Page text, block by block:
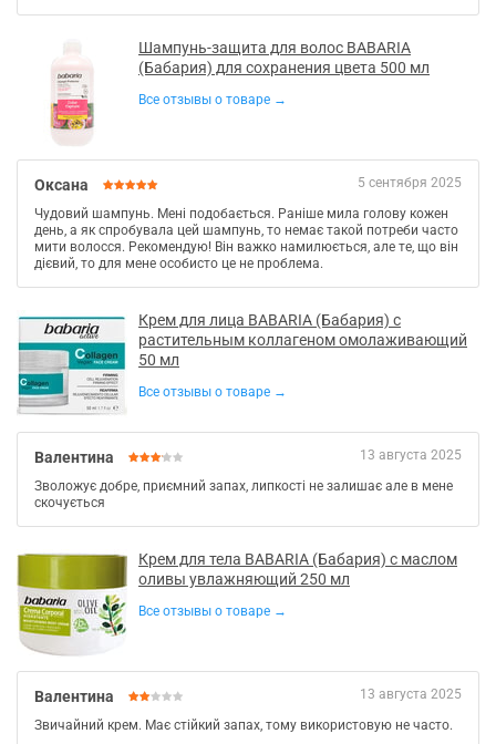
Шампунь-защита для волос BABARIA
(Бабария) для сохранения цвета 500 мл
Все отзывы о товаре →
5 сентября 2025
Оксана
Чудовий шампунь. Мені подобається. Раніше мила голову кожен
день, а як спробувала цей шампунь, то немає такой потреби часто
мити волосся. Рекомендую! Він важко намилюється, але те, що він
дієвий, то для мене особисто це не проблема.
Крем для лица BABARIA (Бабария) с
растительным коллагеном омолаживающий
50 мл
Все отзывы о товаре →
13 августа 2025
Валентина
Зволожує добре, приємний запах, липкості не залишає але в мене
скочується
Крем для тела BABARIA (Бабария) с маслом
оливы увлажняющий 250 мл
Все отзывы о товаре →
13 августа 2025
Валентина
Звичайний крем. Має стійкий запах, тому використовую не часто.